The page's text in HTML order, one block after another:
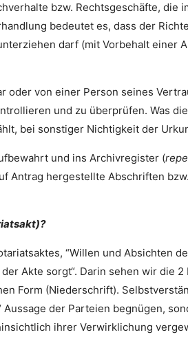
bzw. Rechtsgeschäfte, die
bedeutet es, dass der
darf (mit Vorbehalt einer
oder von einer Person seines
und zu überprüfen. Was
bei sonstiger Nichtigkeit der
und ins Archivregister (
Antrag hergestellte Abschriften
“Willen und Absichten
Akte sorgt“. Darin sehen wir die 2
Form (Niederschrift).
der Parteien begnügen,
ihrer Verwirklichung